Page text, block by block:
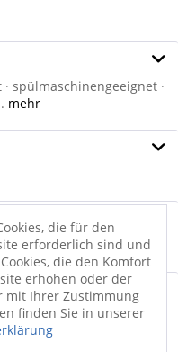
spülmaschinengeeignet ·
mehr
die für den
erforderlich sind und
die den Komfort
erhöhen oder der
mit Ihrer Zustimmung
finden Sie in unserer